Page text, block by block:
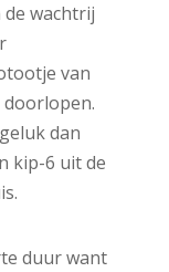
wachtrij
van
dan
kip-6 uit de
duur want